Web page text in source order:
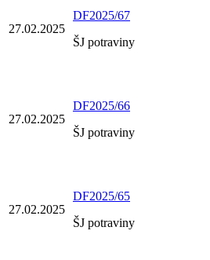
27.02.2025
DF2025/67
ŠJ potraviny
27.02.2025
DF2025/66
ŠJ potraviny
27.02.2025
DF2025/65
ŠJ potraviny